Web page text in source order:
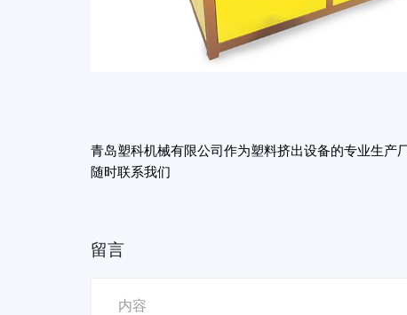
青岛塑科机械有限公司作为塑料挤出设备的专业生产
随时联系我们
留言